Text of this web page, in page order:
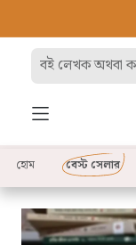
হোম বেস্ট সেলার